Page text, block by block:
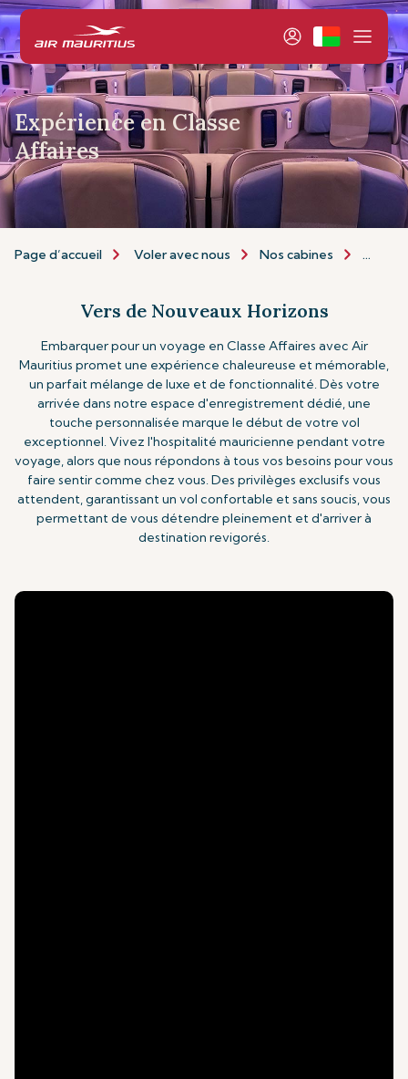
Expérience en Classe
Affaires
Page d’accueil Voler avec nous Nos cabines Classe
Vers de Nouveaux Horizons
Embarquer pour un voyage en Classe Affaires avec Air
Mauritius promet une expérience chaleureuse et mémorable,
un parfait mélange de luxe et de fonctionnalité. Dès votre
arrivée dans notre espace d'enregistrement dédié, une
touche personnalisée marque le début de votre vol
exceptionnel. Vivez l'hospitalité mauricienne pendant votre
voyage, alors que nous répondons à tous vos besoins pour vous
faire sentir comme chez vous. Des privilèges exclusifs vous
attendent, garantissant un vol confortable et sans soucis, vous
permettant de vous détendre pleinement et d'arriver à
destination revigorés.